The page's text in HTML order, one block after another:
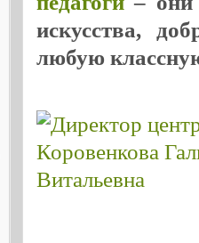
искусства,
любую